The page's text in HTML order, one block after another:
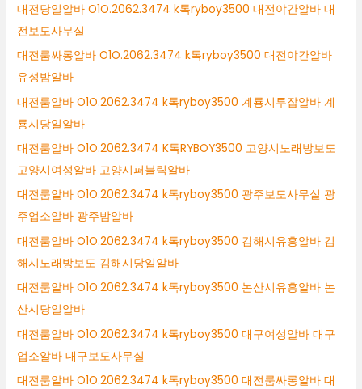
대전당일알바 O1O.2062.3474 k톡ryboy3500 대전야간알바 대
전보도사무실
대전룸싸롱알바 O1O.2062.3474 k톡ryboy3500 대전야간알바
유성밤알바
대전룸알바 O1O.2062.3474 k톡ryboy3500 계룡시투잡알바 계
룡시당일알바
대전룸알바 O1O.2062.3474 K톡RYBOY3500 고양시노래방보도
고양시여성알바 고양시퍼블릭알바
대전룸알바 O1O.2062.3474 k톡ryboy3500 광주보도사무실 광
주업소알바 광주밤알바
대전룸알바 O1O.2062.3474 k톡ryboy3500 김해시유흥알바 김
해시노래방보도 김해시당일알바
대전룸알바 O1O.2062.3474 k톡ryboy3500 논산시유흥알바 논
산시당일알바
대전룸알바 O1O.2062.3474 k톡ryboy3500 대구여성알바 대구
업소알바 대구보도사무실
대전룸알바 O1O.2062.3474 k톡ryboy3500 대전룸싸롱알바 대